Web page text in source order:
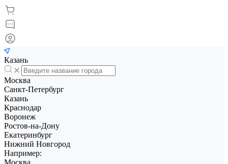
Казань
Москва
Санкт-Петербург
Казань
Краснодар
Воронеж
Ростов-на-Дону
Екатеринбург
Нижний Новгород
Например:
Москва